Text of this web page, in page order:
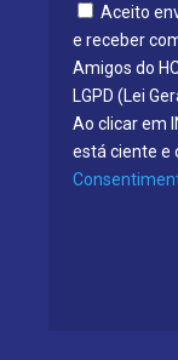
Aceito
e receber
Amigos do
LGPD (Lei
Ao clicar em
está ciente e